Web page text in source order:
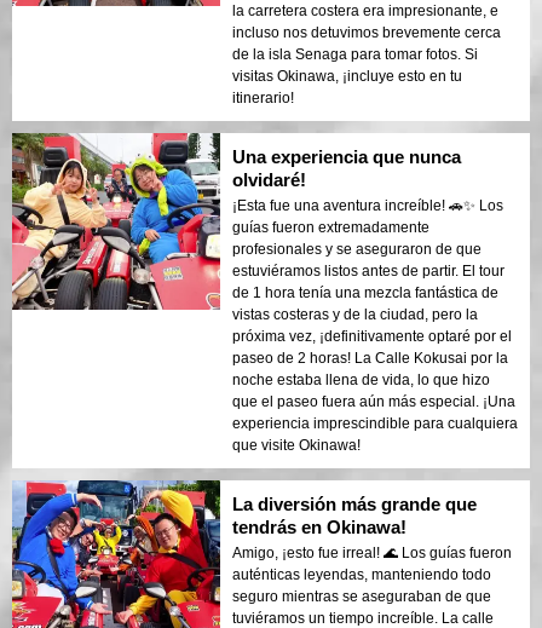
la carretera costera era impresionante, e
incluso nos detuvimos brevemente cerca
de la isla Senaga para tomar fotos. Si
visitas Okinawa, ¡incluye esto en tu
itinerario!
Una experiencia que nunca
olvidaré!
¡Esta fue una aventura increíble! 🚗✨ Los
guías fueron extremadamente
profesionales y se aseguraron de que
estuviéramos listos antes de partir. El tour
de 1 hora tenía una mezcla fantástica de
vistas costeras y de la ciudad, pero la
próxima vez, ¡definitivamente optaré por el
paseo de 2 horas! La Calle Kokusai por la
noche estaba llena de vida, lo que hizo
que el paseo fuera aún más especial. ¡Una
experiencia imprescindible para cualquiera
que visite Okinawa!
La diversión más grande que
tendrás en Okinawa!
Amigo, ¡esto fue irreal! 🌊 Los guías fueron
auténticas leyendas, manteniendo todo
seguro mientras se aseguraban de que
tuviéramos un tiempo increíble. La calle